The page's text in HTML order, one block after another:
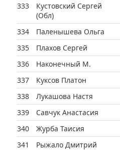
333
Кустовский Сергей
(Обл)
334 Паленышева Ольга
335
Плахов Сергей
336
Наконечный М.
337
Куксов Платон
338
Лукашова Настя
339
Савчук Анастасия
340
Журба Таисия
341
Рыжало Дмитрий